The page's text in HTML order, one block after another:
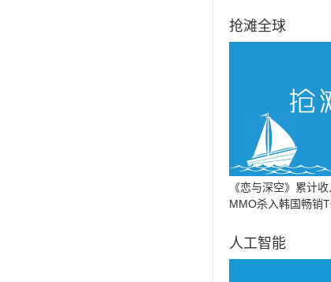
抢滩全球
《恋与深空》累计
MMO杀入韩国畅销
人工智能